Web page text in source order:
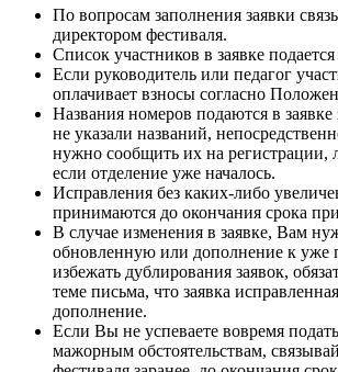
По вопросам заполнения заявки
директором фестиваля.
Список участников в заявке
Если руководитель или педагог
оплачивает взносы согласно
Названия номеров подаются в
не указали названий,
нужно сообщить их на регистрации,
если отделение уже началось.
Исправления без каких-либо
принимаются до окончания срока
В случае изменения в заявке, Вам
обновленную или дополнение к уже
избежать дублирования заявок,
теме письма, что заявка
дополнение.
Если Вы не успеваете вовремя
мажорным обстоятельствам,